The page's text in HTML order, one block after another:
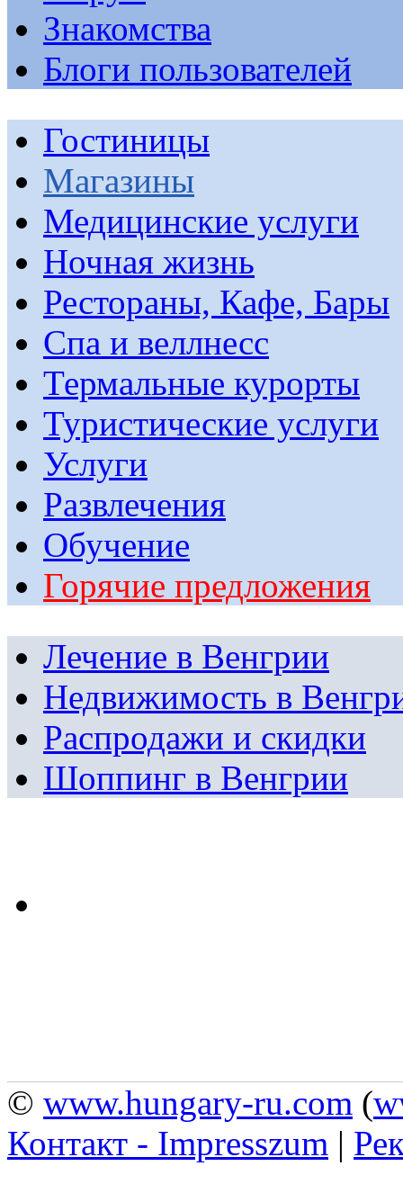
Знакомства
Блоги пользователей
Гостиницы
Магазины
Медицинские услуги
Ночная жизнь
Рестораны, Кафе, Бары
Спа и веллнесс
Термальные курорты
Туристические услуги
Услуги
Развлечения
Обучение
Горячие предложения
Лечение в Венгрии
Недвижимость в
Распродажи и скидки
Шоппинг в Венгрии
© www.hungary-ru.com (
Контакт - Impresszum |